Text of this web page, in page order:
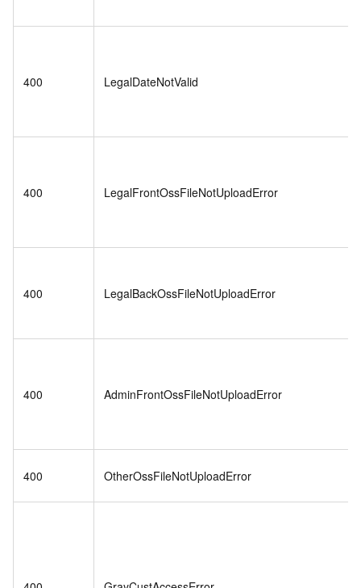
400 LegalDateNotValid
400 LegalFrontOssFileNotUploadError
400 LegalBackOssFileNotUploadError
400 AdminFrontOssFileNotUploadError
400 OtherOssFileNotUploadError